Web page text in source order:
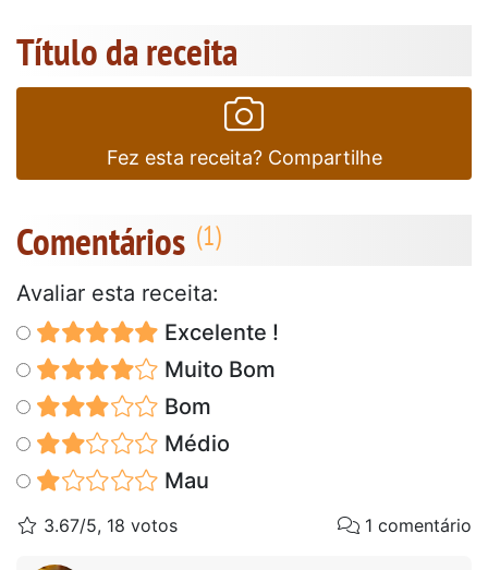
Título da receita
Fez esta receita? Compartilhe
Comentários
Avaliar esta receita:
Excelente !
Muito Bom
Bom
Médio
Mau
3.67/5, 18 votos 1 comentário